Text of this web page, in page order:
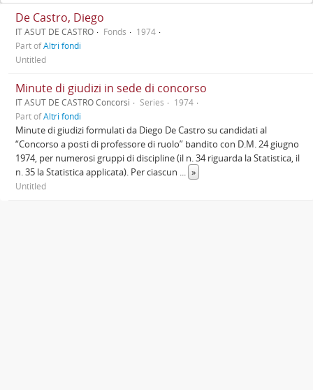
De Castro, Diego
IT ASUT DE CASTRO Fonds
1974
Part ofAltri fondi
Untitled
Minute di giudizi in sede di concorso
IT ASUT DE CASTRO Concorsi Series
1974
Part ofAltri fondi
Minute di giudizi formulati da Diego De Castro su candidati al
“Concorso a posti di professore di ruolo” bandito con D.M. 24 giugno
1974, per numerosi gruppi di discipline (il n. 34 riguarda la Statistica, il
n. 35 la Statistica applicata). Per ciascun ... »
Untitled